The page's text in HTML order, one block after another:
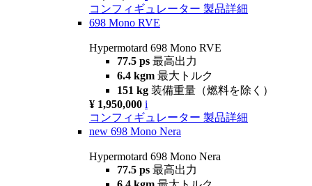
コンフィギュレーター 製品詳細
698 Mono RVE
Hypermotard 698 Mono RVE
77.5 ps 最高出力
6.4 kgm 最大トルク
151 kg 装備重量（燃料を除く）
¥ 1,950,000 i
コンフィギュレーター 製品詳細
new 698 Mono Nera
Hypermotard 698 Mono Nera
77.5 ps 最高出力